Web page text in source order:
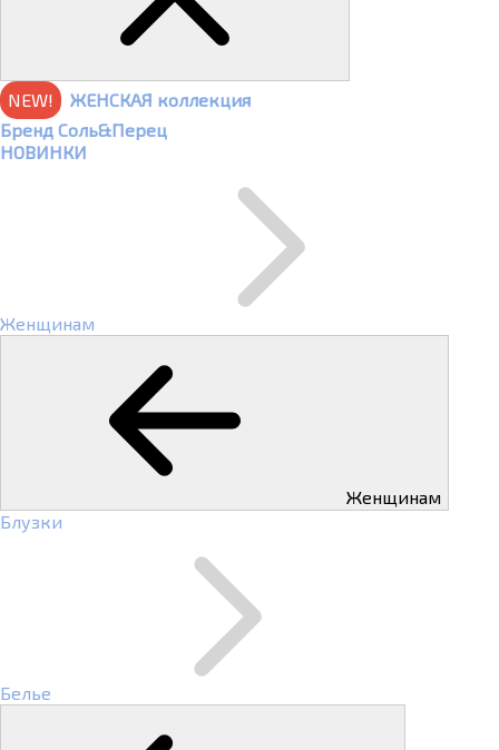
NEW!
ЖЕНСКАЯ коллекция
Бренд Соль&Перец
НОВИНКИ
Женщинам
Женщинам
Блузки
Белье